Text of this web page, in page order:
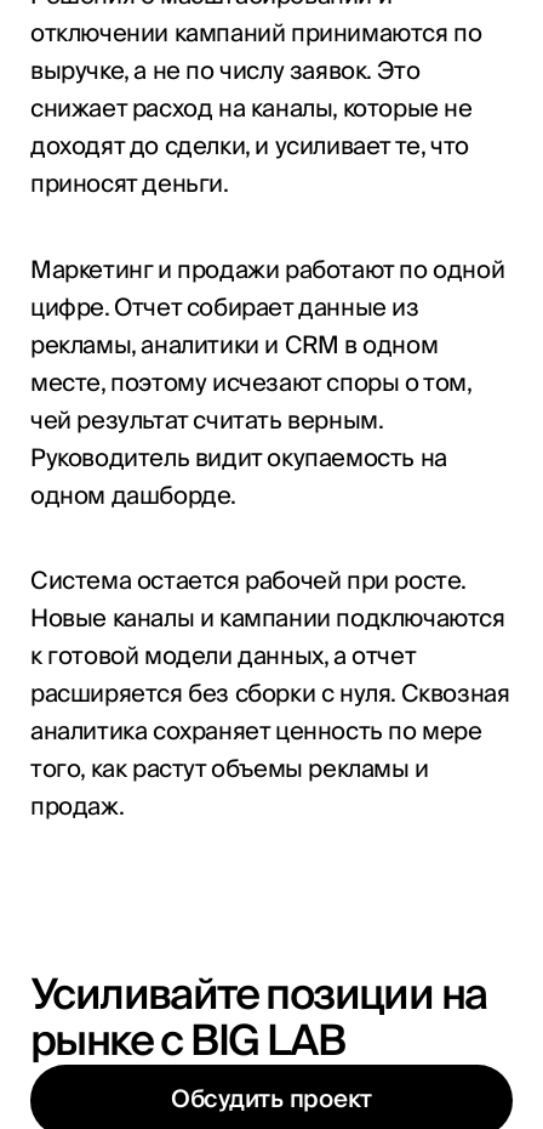
отключении кампаний принимаются по
выручке, а не по числу заявок. Это
снижает расход на каналы, которые не
доходят до сделки, и усиливает те, что
приносят деньги.
Маркетинг и продажи работают по одной
цифре. Отчет собирает данные из
рекламы, аналитики и CRM в одном
месте, поэтому исчезают споры о том,
чей результат считать верным.
Руководитель видит окупаемость на
одном дашборде.
Система остается рабочей при росте.
Новые каналы и кампании подключаются
к готовой модели данных, а отчет
расширяется без сборки с нуля. Сквозная
аналитика сохраняет ценность по мере
того, как растут объемы рекламы и
продаж.
Усиливайте позиции на
рынке с BIG LAB
Обсудить проект